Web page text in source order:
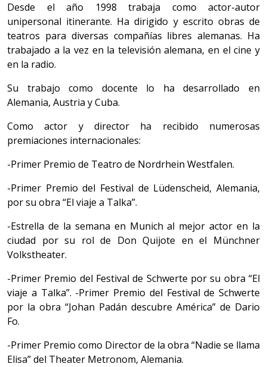
Desde el año 1998 trabaja como actor-autor
unipersonal itinerante. Ha dirigido y escrito obras de
teatros para diversas compañías libres alemanas. Ha
trabajado a la vez en la televisión alemana, en el cine y
en la radio.
Su trabajo como docente lo ha desarrollado en
Alemania, Austria y Cuba.
Como actor y director ha recibido numerosas
premiaciones internacionales:
-Primer Premio de Teatro de Nordrhein Westfalen.
-Primer Premio del Festival de Lüdenscheid, Alemania,
por su obra “El viaje a Talka”.
-Estrella de la semana en Munich al mejor actor en la
ciudad por su rol de Don Quijote en el Münchner
Volkstheater.
-Primer Premio del Festival de Schwerte por su obra “El
viaje a Talka”. -Primer Premio del Festival de Schwerte
por la obra “Johan Padán descubre América” de Dario
Fo.
-Primer Premio como Director de la obra “Nadie se llama
Elisa” del Theater Metronom, Alemania.